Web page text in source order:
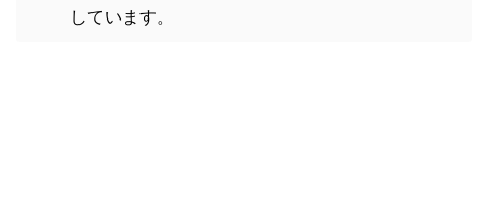
しています。